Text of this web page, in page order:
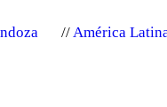
América